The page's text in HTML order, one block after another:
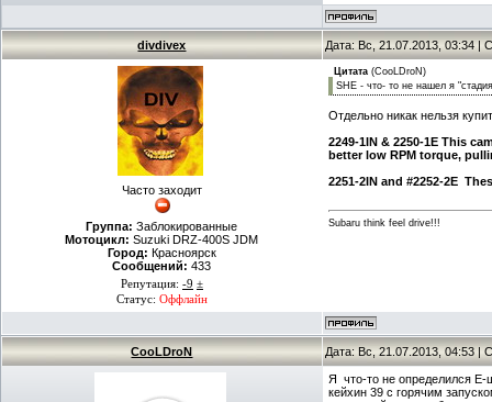
divdivex Дата: Вс, 21.07.2013, 03:34 |
Часто заходит
Группа: Заблокированные
Мотоцикл: Suzuki DRZ-400S JDM
Город: Красноярск
Сообщений: 433
Репутация: -9 ±
Статус: Оффлайн
Цитата (CooLDroN )
SHE - что- то не нашел я
Отдельно никак нельзя
2249-1IN & 2250-1E This
better low RPM torque,
2251-2IN and #2252-2E
Subaru think feel drive!!!
CooLDroN Дата: Вс, 21.07.2013, 04:53 |
Я что-то не определился Е-
кейхин 39 с горячим